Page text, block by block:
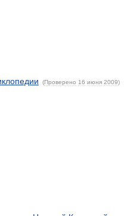
(Проверено 16 июня 2009)